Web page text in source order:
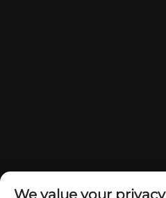
We value your privacy